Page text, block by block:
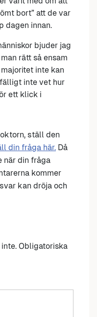
bort” att de var
dagen innan.
bjuder jag
rätt så ensam
inte kan
inte vet hur
ett klick i
ställ den
din fråga här. Då
när din fråga
kommer
kan dröja och
Obligatoriska